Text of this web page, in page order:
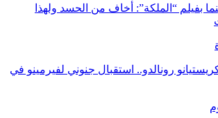
بفيلم “الملكة”: أخاف من الحسد ولهذا
رونالدو.. استقبال جنوني لفيرمينو في